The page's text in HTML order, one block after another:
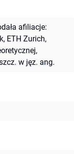
afiliacje:
ETH Zurich,
w jęz. ang.